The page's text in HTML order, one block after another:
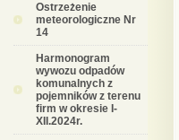
Ostrzeżenie
meteorologiczne Nr
14
Harmonogram
wywozu odpadów
komunalnych z
pojemników z terenu
firm w okresie I-
XII.2024r.